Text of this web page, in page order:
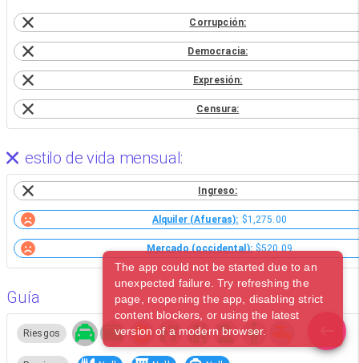
Corrupción:
Democracia:
Expresión:
Censura:
estilo de vida mensual:
Ingreso:
Alquiler (Afueras): $1,275.00
Mercado (occidental): $520.09
Guía
Riesgos
The app could not be started due to an
unexpected failure. Try refreshing the
page, reopening the app, disabling strict
content blockers, or using the latest
version of a modern browser.